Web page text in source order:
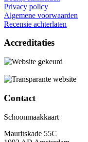
Privacy policy
Algemene voorwaarden
Recensie achterlaten
Accreditaties
Contact
Schoonmaakkaart
Mauritskade 55C